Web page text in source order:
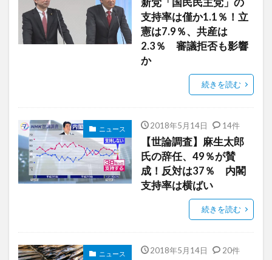
新党「国民民主党」の
支持率は僅か1.1％！立
憲は7.9％、共産は
2.3％ 審議拒否も影響
か
続きを読む
ニュース 2018年5月14日 14件
【世論調査】麻生太郎
氏の辞任、49％が賛
成！反対は37％ 内閣
支持率は横ばい
続きを読む
ニュース 2018年5月14日 20件